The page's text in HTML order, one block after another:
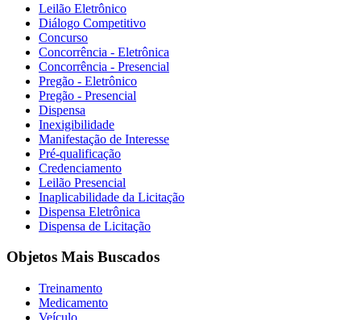
Leilão Eletrônico
Diálogo Competitivo
Concurso
Concorrência - Eletrônica
Concorrência - Presencial
Pregão - Eletrônico
Pregão - Presencial
Dispensa
Inexigibilidade
Manifestação de Interesse
Pré-qualificação
Credenciamento
Leilão Presencial
Inaplicabilidade da Licitação
Dispensa Eletrônica
Dispensa de Licitação
Objetos Mais Buscados
Treinamento
Medicamento
Veículo